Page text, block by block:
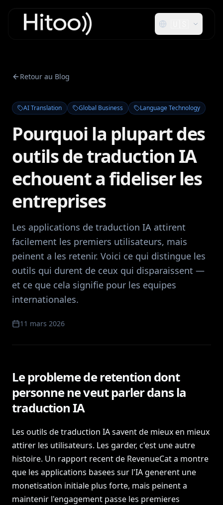
Retour au Blog
AI Translation Global Business Language Technology
Pourquoi la plupart des
outils de traduction IA
echouent a fideliser les
entreprises
Les applications de traduction IA attirent
facilement les premiers utilisateurs, mais
peinent a les retenir. Voici ce qui distingue les
outils qui durent de ceux qui disparaissent —
et ce que cela signifie pour les equipes
internationales.
11 mars 2026
Le probleme de retention dont
personne ne veut parler dans la
traduction IA
Les outils de traduction IA savent de mieux en mieux
attirer les utilisateurs. Les garder, c'est une autre
histoire. Un rapport recent de RevenueCat a montre
que les applications basees sur l'IA generent une
monetisation initiale plus forte, mais peinent a
maintenir l'engagement passe les premieres